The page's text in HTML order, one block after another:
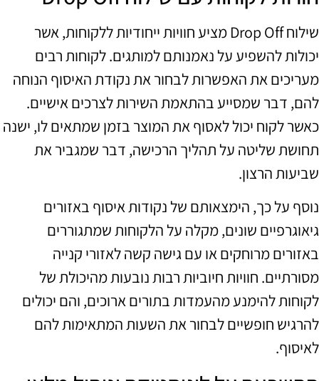
שילוח Drop Off מציע חוויות ייחודיות ללקוחות, אשר
יכולות להשפיע על נאמנותם למותגים. לקוחות רבים
מעריכים את האפשרות לבחור את נקודת האיסוף הנוחה
להם, דבר שמסייע בהתאמת השירות לצרכים אישיים.
כאשר לקוח יכול לאסוף את המוצר בזמן שמתאים לו, ישנה
תחושת שליטה על תהליך הרכישה, דבר שמגביר את
שביעות הרצון.
נוסף על כך, הימצאותם של נקודות איסוף באזורים
גיאוגרפיים שונים, מקלה על הלקוחות שמתגוררים
באזורים מרוחקים או עם גישה קשה לאזורי קנייה
מסורתיים. חוויות חיוביות רבות נובעות מהיכולת של
לקוחות להימנע מהעמדות בתורים ארוכים, והם יכולים
להרגיש חופשיים לבחור את השעות המתאימות להם
לאיסוף.